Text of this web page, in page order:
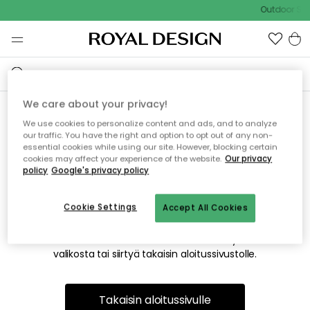
Outdoor
Emme valitettavasti löydä
etsimääsi sivua
Tämä voi johtua siitä, että sivua ei enää ole tai siitä, että se
on siirretty muualle. Pahoittelemme tästä mahdollisesti
valikosta tai siirtyä takaisin aloitussivustolle.
Takaisin aloitussivulle
We care about your privacy!
We use cookies to personalize content and ads, and to analyze
our traffic. You have the right and option to opt out of any non-
essential cookies while using our site. However, blocking certain
cookies may affect your experience of the website. Our privacy
policy Google's privacy policy
Accept All Cookies
Cookie Settings